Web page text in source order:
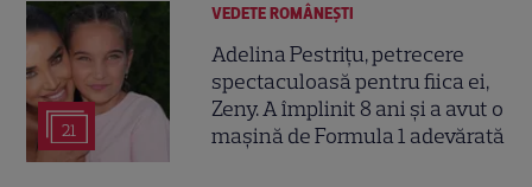
21
VEDETE ROMÂNEŞTI
Adelina Pestrițu, petrecere
spectaculoasă pentru fiica ei,
Zeny. A împlinit 8 ani și a avut o
mașină de Formula 1 adevărată